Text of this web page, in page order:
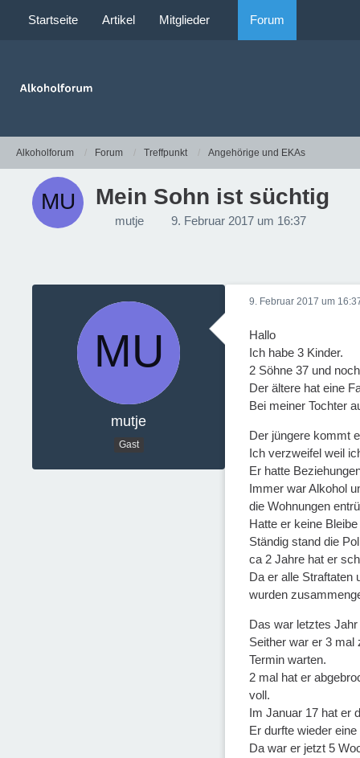
Startseite Artikel Mitglieder Forum
Alkoholforum Forum Treffpunkt Angehörige und EKAs
Mein Sohn ist süchtig
mutje 9. Februar 2017 um 16:37
mutje
Gast
9. Februar 2017 um
Hallo
Ich habe 3 Kinder.
2 Söhne 37 und
Der ältere hat eine
Bei meiner Tochter
Der jüngere kommt
Ich verzweifel weil
Er hatte
Immer war Alkohol
die Wohnungen
Hatte er keine
Ständig stand die
ca 2 Jahre hat er
Da er alle Straftaten
wurden
Das war letztes
Seither war er 3 mal
Termin warten.
2 mal hat er
voll.
Im Januar 17 hat er
Er durfte wieder
Da war er jetzt 5